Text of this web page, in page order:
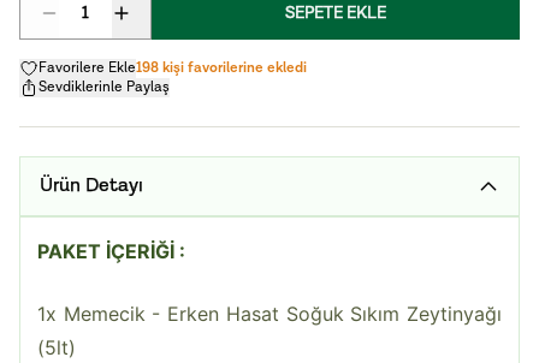
1 SEPETE EKLE
Favorilere Ekle198 kişi favorilerine ekledi
Sevdiklerinle Paylaş
Ürün Detayı
PAKET İÇERİĞİ :
1x Memecik - Erken Hasat Soğuk Sıkım Zeytinyağı
(5lt)